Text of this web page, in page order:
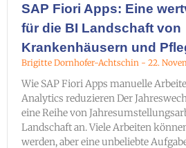
SAP Fiori Apps: Eine
für die BI Landschaft von
Krankenhäusern und
Brigitte Dornhofer-Achtschin 22.
Wie SAP Fiori Apps manuelle
Analytics reduzieren Der
eine Reihe von
Landschaft an. Viele Arbeiten
werden, aber eine unbeliebte